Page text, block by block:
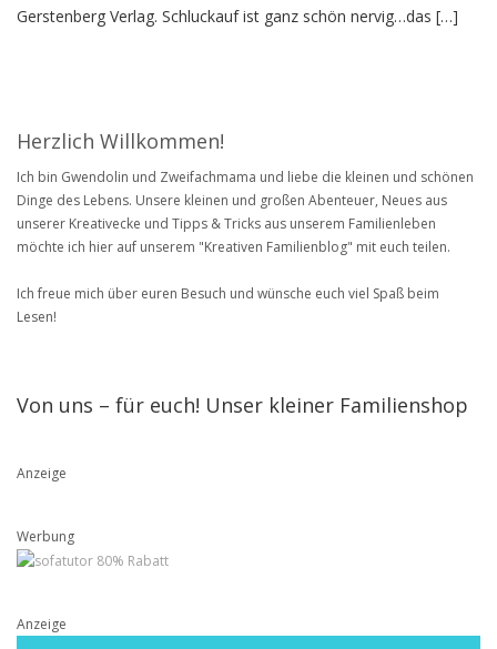
Gerstenberg Verlag. Schluckauf ist ganz schön nervig…das […]
Herzlich Willkommen!
Ich bin Gwendolin und Zweifachmama und liebe die kleinen und schönen
Dinge des Lebens. Unsere kleinen und großen Abenteuer, Neues aus
unserer Kreativecke und Tipps & Tricks aus unserem Familienleben
möchte ich hier auf unserem "Kreativen Familienblog" mit euch teilen.
Ich freue mich über euren Besuch und wünsche euch viel Spaß beim
Lesen!
Von uns – für euch! Unser kleiner Familienshop
Anzeige
Werbung
Anzeige